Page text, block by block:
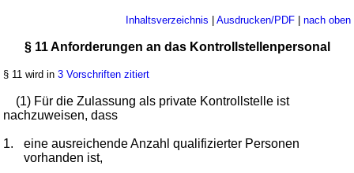
Inhaltsverzeichnis | Ausdrucken/PDF| nach oben
§ 11 Anforderungen an das Kontrollstellenpersonal
§ 11 wird in3 Vorschriften zitiert
(1) Für die Zulassung als private Kontrollstelle ist
nachzuweisen, dass
1.
eine ausreichende Anzahl qualifizierter Personen
vorhanden ist,